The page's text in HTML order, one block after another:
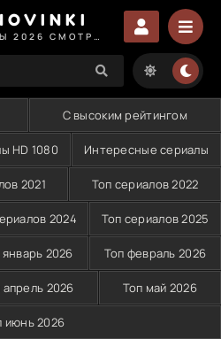
С высоким рейтингом
HD 1080 Интересные сериалы
2021 Топ сериалов 2022
2024 Топ сериалов 2025
2026 Топ февраль 2026
апрель 2026 Топ май 2026
июнь 2026